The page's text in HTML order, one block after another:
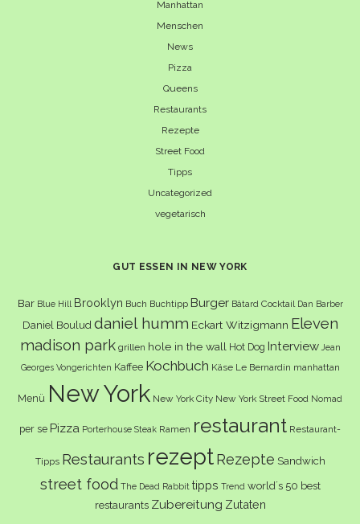
Manhattan
Menschen
News
Pizza
Queens
Restaurants
Rezepte
Street Food
Tipps
Uncategorized
vegetarisch
GUT ESSEN IN NEW YORK
Bar Blue Hill Brooklyn Buch Buchtipp Burger Bâtard Cocktail Dan Barber
Daniel Boulud daniel humm Eckart Witzigmann Eleven
madison park grillen hole in the wall Hot Dog Interview Jean
Georges Vongerichten Kaffee Kochbuch Käse Le Bernardin manhattan
Menü New York New York City New York Street Food Nomad
per se Pizza Porterhouse Steak Ramen restaurant Restaurant-
Tipps Restaurants rezept Rezepte Sandwich
street food The Dead Rabbit tipps Trend world´s 50 best
restaurants Zubereitung Zutaten